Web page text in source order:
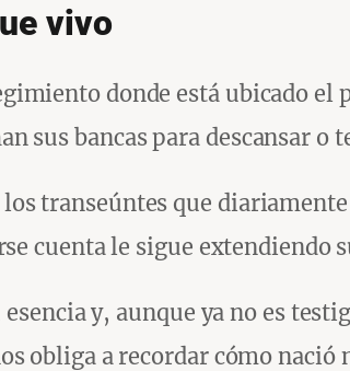
vivo
donde está ubicado el
sus bancas para descansar o
transeúntes que
cuenta le sigue extendiendo
y, aunque ya no es
obliga a recordar cómo nació